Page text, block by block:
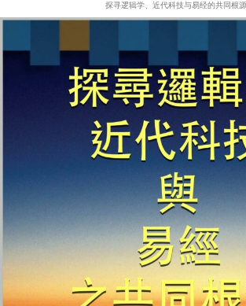
探寻逻辑学、近代科技与易经的共同根源